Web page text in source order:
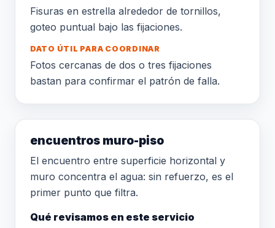
Fisuras en estrella alrededor de tornillos,
goteo puntual bajo las fijaciones.
DATO ÚTIL PARA COORDINAR
Fotos cercanas de dos o tres fijaciones
bastan para confirmar el patrón de falla.
encuentros muro-piso
El encuentro entre superficie horizontal y
muro concentra el agua: sin refuerzo, es el
primer punto que filtra.
Qué revisamos en este servicio